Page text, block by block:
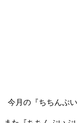
今月の『ちちんぷ